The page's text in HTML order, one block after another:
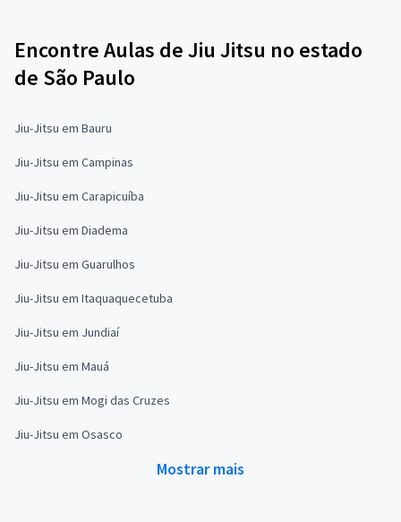
Encontre Aulas de Jiu Jitsu no estado
de São Paulo
Jiu-Jitsu em Bauru
Jiu-Jitsu em Campinas
Jiu-Jitsu em Carapicuíba
Jiu-Jitsu em Diadema
Jiu-Jitsu em Guarulhos
Jiu-Jitsu em Itaquaquecetuba
Jiu-Jitsu em Jundiaí
Jiu-Jitsu em Mauá
Jiu-Jitsu em Mogi das Cruzes
Jiu-Jitsu em Osasco
Mostrar mais